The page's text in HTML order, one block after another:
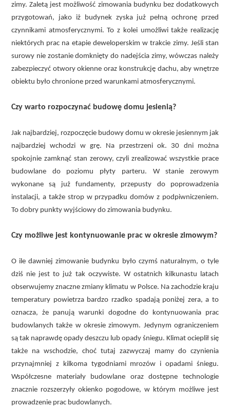
zimy. Zaletą jest możliwość zimowania budynku bez dodatkowych
przygotowań, jako iż budynek zyska już pełną ochronę przed
czynnikami atmosferycznymi. To z kolei umożliwi także realizację
niektórych prac na etapie deweloperskim w trakcie zimy. Jeśli stan
surowy nie zostanie domknięty do nadejścia zimy, wówczas należy
zabezpieczyć otwory okienne oraz konstrukcję dachu, aby wnętrze
obiektu było chronione przed warunkami atmosferycznymi.
Czy warto rozpoczynać budowę domu jesienią?
Jak najbardziej, rozpoczęcie budowy domu w okresie jesiennym jak
najbardziej wchodzi w grę. Na przestrzeni ok. 30 dni można
spokojnie zamknąć stan zerowy, czyli zrealizować wszystkie prace
budowlane do poziomu płyty parteru. W stanie zerowym
wykonane są już fundamenty, przepusty do poprowadzenia
instalacji, a także strop w przypadku domów z podpiwniczeniem.
To dobry punkty wyjściowy do zimowania budynku.
Czy możliwe jest kontynuowanie prac w okresie zimowym?
O ile dawniej zimowanie budynku było czymś naturalnym, o tyle
dziś nie jest to już tak oczywiste. W ostatnich kilkunastu latach
obserwujemy znaczne zmiany klimatu w Polsce. Na zachodzie kraju
temperatury powietrza bardzo rzadko spadają poniżej zera, a to
oznacza, że panują warunki dogodne do kontynuowania prac
budowlanych także w okresie zimowym. Jedynym ograniczeniem
są tak naprawdę opady deszczu lub opady śniegu. Klimat ocieplił się
także na wschodzie, choć tutaj zazwyczaj mamy do czynienia
przynajmniej z kilkoma tygodniami mrozów i opadami śniegu.
Współczesne materiały budowlane oraz dostępne technologie
znacznie rozszerzyły okienko pogodowe, w którym możliwe jest
prowadzenie prac budowlanych.